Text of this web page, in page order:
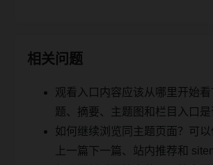
相关问题
观看入口内容应该从哪里开始
题、摘要、主题图和栏目入口是
如何继续浏览同主题页面？可以
上一篇下一篇、站内推荐和